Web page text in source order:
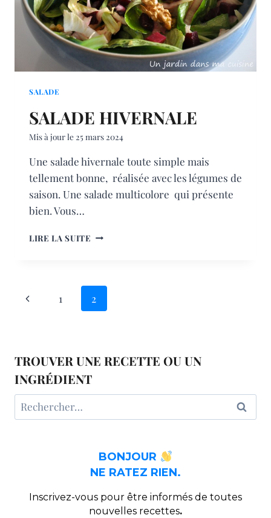
SALADE
SALADE HIVERNALE
Mis à jour le 25 mars 2024
Une salade hivernale toute simple mais
tellement bonne, réalisée avec les légumes de
saison. Une salade multicolore qui présente
bien. Vous…
LIRE LA SUITE SALADE
NAVIGATION
Page
1 2
TROUVER UNE RECETTE OU UN
INGRÉDIENT
Rechercher :
BONJOUR
NE RATEZ RIEN.
Inscrivez-vous pour être informés de toutes
nouvelles recettes.